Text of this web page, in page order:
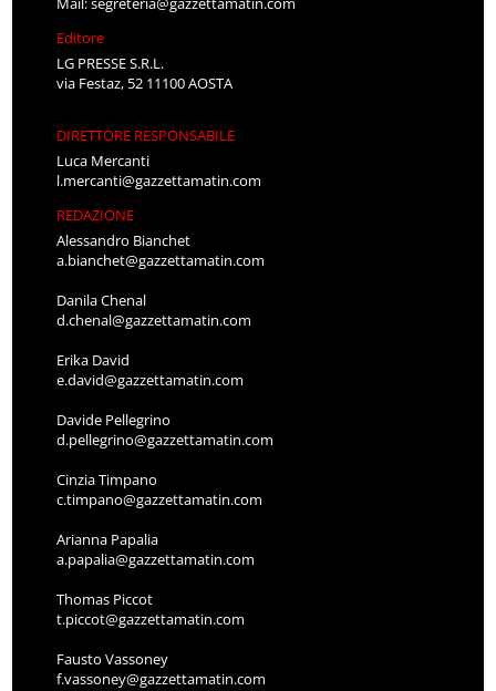
Editore
LG PRESSE S.R.L.
via Festaz, 52 11100 AOSTA
DIRETTORE RESPONSABILE
Luca Mercanti
l.mercanti@gazzettamatin.com
REDAZIONE
Alessandro Bianchet
a.bianchet@gazzettamatin.com
Danila Chenal
d.chenal@gazzettamatin.com
Erika David
e.david@gazzettamatin.com
Davide Pellegrino
d.pellegrino@gazzettamatin.com
Cinzia Timpano
c.timpano@gazzettamatin.com
Arianna Papalia
a.papalia@gazzettamatin.com
Thomas Piccot
t.piccot@gazzettamatin.com
Fausto Vassoney
f.vassoney@gazzettamatin.com